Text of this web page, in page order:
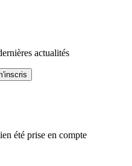
actualités
été prise en compte